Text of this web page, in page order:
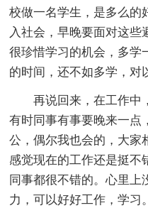
校做一名学生，是多么的
入社会，早晚要面对这
很珍惜学习的机会，多学
的时间，还不如多学，对
再说回来，在工作中
有时同事有事要晚来一点
公，偶尔我也会的，大家
感觉现在的工作还是挺不
同事都很不错的。心里上
力，可以好好工作，学习